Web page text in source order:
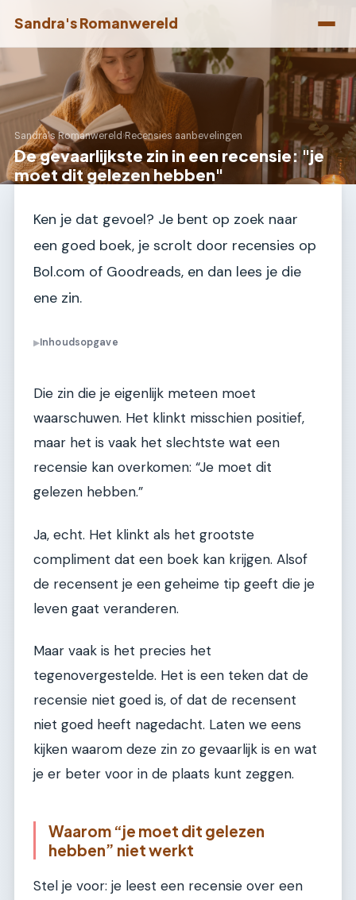
Sandra's Romanwereld
Sandra's Romanwereld›Recensies aanbevelingen
De gevaarlijkste zin in een recensie: "je
moet dit gelezen hebben"
Ken je dat gevoel? Je bent op zoek naar
een goed boek, je scrolt door recensies op
Bol.com of Goodreads, en dan lees je die
ene zin.
▶Inhoudsopgave
Die zin die je eigenlijk meteen moet
waarschuwen. Het klinkt misschien positief,
maar het is vaak het slechtste wat een
recensie kan overkomen: “Je moet dit
gelezen hebben.”
Ja, echt. Het klinkt als het grootste
compliment dat een boek kan krijgen. Alsof
de recensent je een geheime tip geeft die je
leven gaat veranderen.
Maar vaak is het precies het
tegenovergestelde. Het is een teken dat de
recensie niet goed is, of dat de recensent
niet goed heeft nagedacht. Laten we eens
kijken waarom deze zin zo gevaarlijk is en wat
je er beter voor in de plaats kunt zeggen.
Waarom “je moet dit gelezen
hebben” niet werkt
Stel je voor: je leest een recensie over een